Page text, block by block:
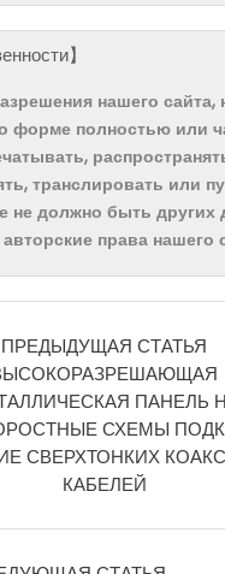
】
нашего сайта,
форме полностью или
транслировать или
не должно быть других
права нашего
ПРЕДЫДУЩАЯ СТАТЬЯ
ПАНЕЛЬ
СХЕМЫ
СВЕРХТОНКИХ
КАБЕЛЕЙ